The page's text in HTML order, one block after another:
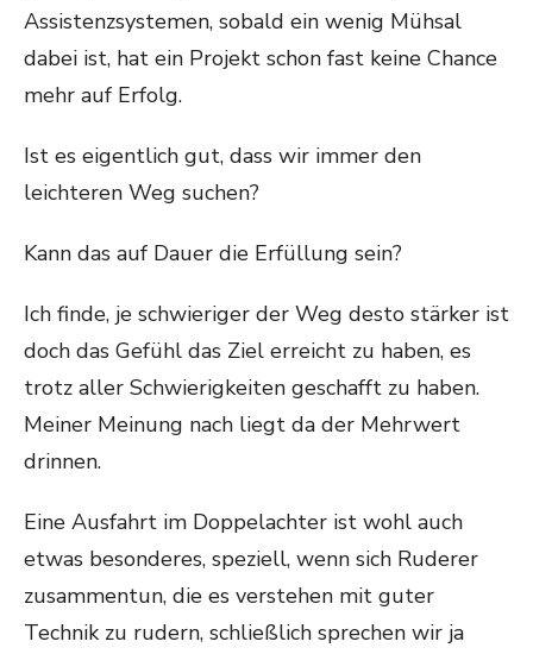
Assistenzsystemen, sobald ein wenig Mühsal
dabei ist, hat ein Projekt schon fast keine Chance
mehr auf Erfolg.
Ist es eigentlich gut, dass wir immer den
leichteren Weg suchen?
Kann das auf Dauer die Erfüllung sein?
Ich finde, je schwieriger der Weg desto stärker ist
doch das Gefühl das Ziel erreicht zu haben, es
trotz aller Schwierigkeiten geschafft zu haben.
Meiner Meinung nach liegt da der Mehrwert
drinnen.
Eine Ausfahrt im Doppelachter ist wohl auch
etwas besonderes, speziell, wenn sich Ruderer
zusammentun, die es verstehen mit guter
Technik zu rudern, schließlich sprechen wir ja